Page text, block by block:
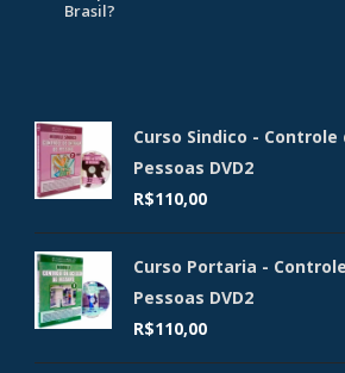
Brasil?
Curso Sindico -
Pessoas DVD2
R$110,00
Curso Portaria -
Pessoas DVD2
R$110,00